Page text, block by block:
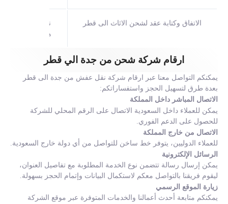
الاتفاق وكتابة عقد لشحن الاثاث الى قطر
نقطة مهمة قد
هذا العقد يحمي
ارقام شركة شحن من جدة الي قطر
يمكنكم التواصل معنا عبر ارقام شركة نقل عفش من جدة الى قطر
بعدة طرق لتسهيل الحجز واستفساراتكم:
الاتصال المباشر داخل المملكة
يمكن للعملاء داخل السعودية الاتصال على الرقم المحلي للشركة
للحصول على الدعم الفوري.
الاتصال من خارج المملكة
للعملاء الدوليين، يتوفر خط ساخن للتواصل من أي دولة خارج السعودية.
الرسائل الإلكترونية
يمكن إرسال رسالة تتضمن نوع الخدمة المطلوبة مع تفاصيل العنوان،
ليقوم فريقنا بالتواصل معكم لاستكمال البيانات وإتمام الحجز بسهولة.
زيارة الموقع الرسمي
يمكنكم متابعة أحدث أعمالنا والخدمات المتوفرة عبر موقع الشركة